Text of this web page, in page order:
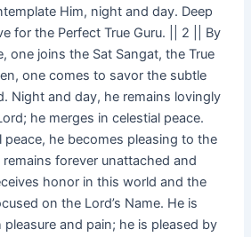
Him, night and day. Deep
for the Perfect True Guru. || 2 || By
one joins the Sat Sangat, the True
one comes to savor the subtle
Night and day, he remains lovingly
he merges in celestial peace.
peace, he becomes pleasing to the
remains forever unattached and
honor in this world and the
on the Lord’s Name. He is
and pain; he is pleased by